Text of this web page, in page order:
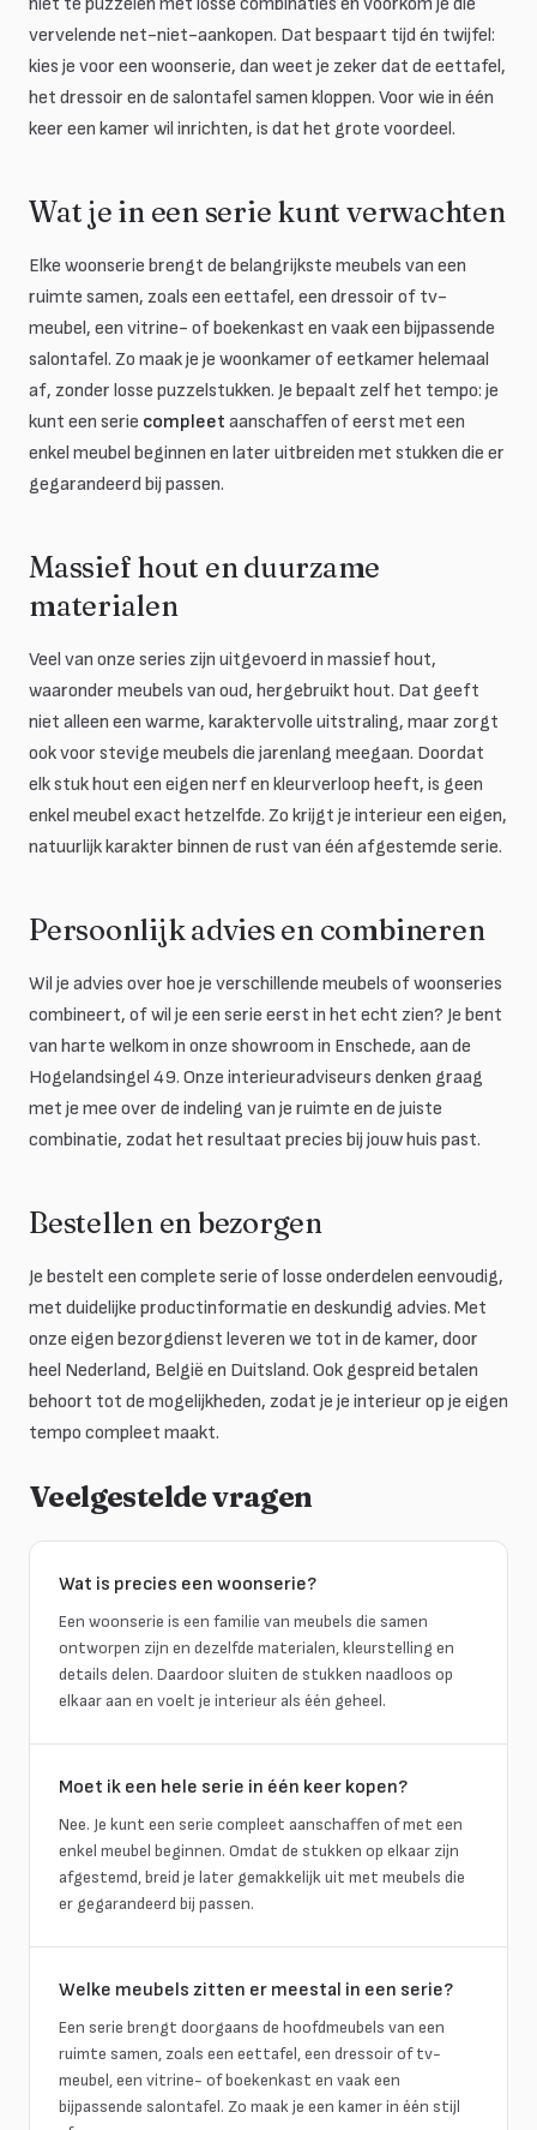
vervelende net-niet-aankopen. Dat bespaart tijd én twijfel:
kies je voor een woonserie, dan weet je zeker dat de eettafel,
het dressoir en de salontafel samen kloppen. Voor wie in één
keer een kamer wil inrichten, is dat het grote voordeel.
Wat je in een serie kunt verwachten
Elke woonserie brengt de belangrijkste meubels van een
ruimte samen, zoals een eettafel, een dressoir of tv-
meubel, een vitrine- of boekenkast en vaak een bijpassende
salontafel. Zo maak je je woonkamer of eetkamer helemaal
af, zonder losse puzzelstukken. Je bepaalt zelf het tempo: je
kunt een serie compleet aanschaffen of eerst met een
enkel meubel beginnen en later uitbreiden met stukken die er
gegarandeerd bij passen.
Massief hout en duurzame
materialen
Veel van onze series zijn uitgevoerd in massief hout,
waaronder meubels van oud, hergebruikt hout. Dat geeft
niet alleen een warme, karaktervolle uitstraling, maar zorgt
ook voor stevige meubels die jarenlang meegaan. Doordat
elk stuk hout een eigen nerf en kleurverloop heeft, is geen
enkel meubel exact hetzelfde. Zo krijgt je interieur een eigen,
natuurlijk karakter binnen de rust van één afgestemde serie.
Persoonlijk advies en combineren
Wil je advies over hoe je verschillende meubels of woonseries
combineert, of wil je een serie eerst in het echt zien? Je bent
van harte welkom in onze showroom in Enschede, aan de
Hogelandsingel 49. Onze interieuradviseurs denken graag
met je mee over de indeling van je ruimte en de juiste
combinatie, zodat het resultaat precies bij jouw huis past.
Bestellen en bezorgen
Je bestelt een complete serie of losse onderdelen eenvoudig,
met duidelijke productinformatie en deskundig advies. Met
onze eigen bezorgdienst leveren we tot in de kamer, door
heel Nederland, België en Duitsland. Ook gespreid betalen
behoort tot de mogelijkheden, zodat je je interieur op je eigen
tempo compleet maakt.
Veelgestelde vragen
Wat is precies een woonserie?
Een woonserie is een familie van meubels die samen
ontworpen zijn en dezelfde materialen, kleurstelling en
details delen. Daardoor sluiten de stukken naadloos op
elkaar aan en voelt je interieur als één geheel.
Moet ik een hele serie in één keer kopen?
Nee. Je kunt een serie compleet aanschaffen of met een
enkel meubel beginnen. Omdat de stukken op elkaar zijn
afgestemd, breid je later gemakkelijk uit met meubels die
er gegarandeerd bij passen.
Welke meubels zitten er meestal in een serie?
Een serie brengt doorgaans de hoofdmeubels van een
ruimte samen, zoals een eettafel, een dressoir of tv-
meubel, een vitrine- of boekenkast en vaak een
bijpassende salontafel. Zo maak je een kamer in één stijl